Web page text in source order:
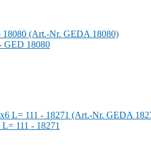
GED 18080
111 - 18271